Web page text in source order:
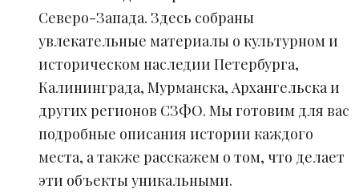
Северо-Запада. Здесь собраны
увлекательные материалы о культурном и
историческом наследии Петербурга,
Калининграда, Мурманска, Архангельска и
других регионов СЗФО. Мы готовим для вас
подробные описания истории каждого
места, а также расскажем о том, что делает
эти объекты уникальными.